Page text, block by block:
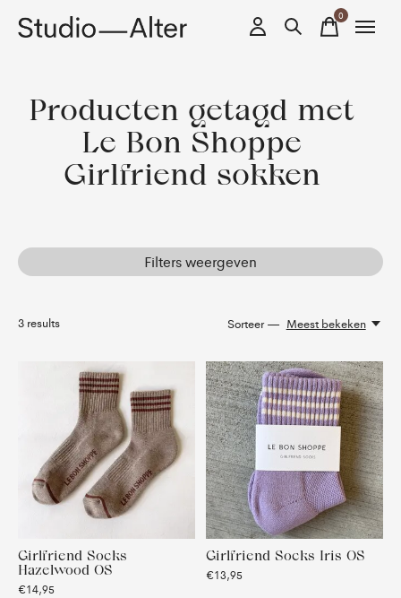
0items
Producten getagd met
Le Bon Shoppe
Girlfriend sokken
Filters weergeven
3 results Sorteer — Meest bekeken
Girlfriend Socks
Hazelwood OS
€14,95
Girlfriend Socks Iris OS
€13,95